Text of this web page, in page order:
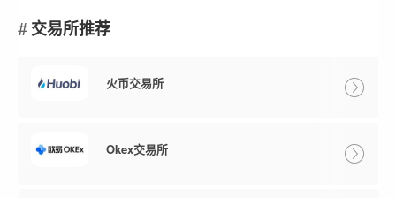
交易所推荐
火币交易所
Okex交易所